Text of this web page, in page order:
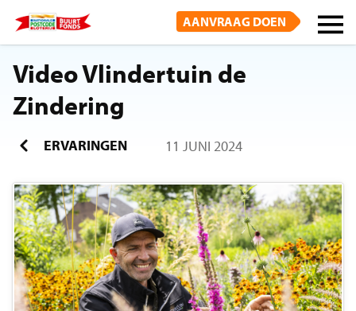
AANVRAAG DOEN
Video Vlindertuin de
Zindering
ERVARINGEN 11 JUNI 2024